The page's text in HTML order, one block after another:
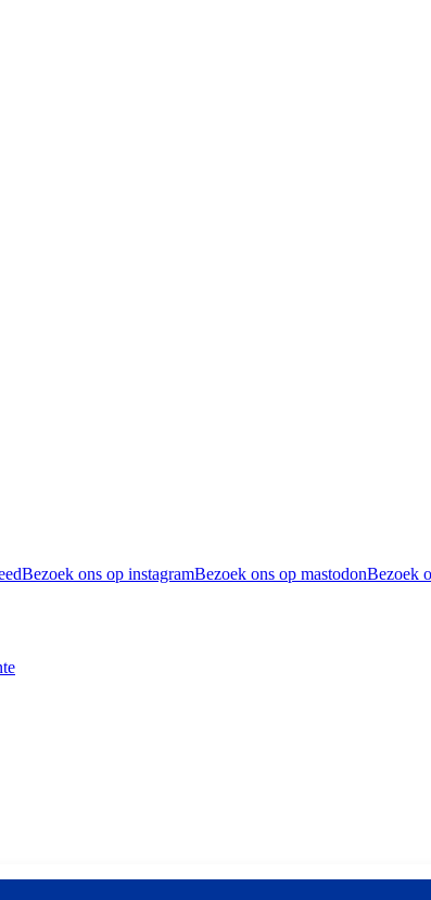
Bezoek ons op instagramBezoek ons op mastodonBezoek